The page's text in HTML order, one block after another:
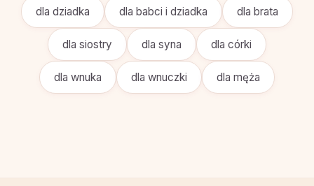
dla dziadka dla babci i dziadka dla brata
dla siostry dla syna dla córki
dla wnuka dla wnuczki dla męża